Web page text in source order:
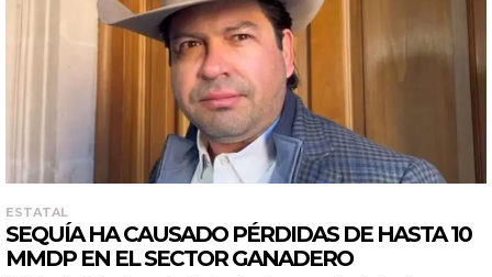
ESTATAL
SEQUÍA HA CAUSADO PÉRDIDAS DE HASTA 10
MMDP EN EL SECTOR GANADERO